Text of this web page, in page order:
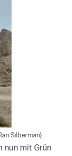
Silberman)
nun mit Grün